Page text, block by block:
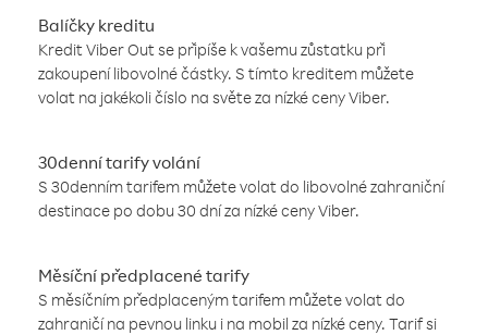
Balíčky kreditu
Kredit Viber Out se připíše k vašemu zůstatku při
zakoupení libovolné částky. S tímto kreditem můžete
volat na jakékoli číslo na světe za nízké ceny Viber.
30denní tarify volání
S 30denním tarifem můžete volat do libovolné zahraniční
destinace po dobu 30 dní za nízké ceny Viber.
Měsíční předplacené tarify
S měsíčním předplaceným tarifem můžete volat do
zahraničí na pevnou linku i na mobil za nízké ceny. Tarif si